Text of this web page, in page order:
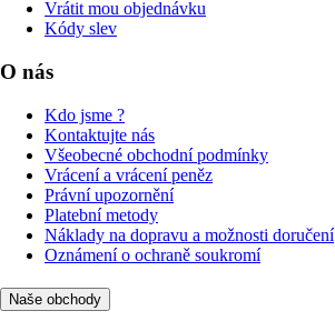
Vrátit mou objednávku
Kódy slev
O nás
Kdo jsme ?
Kontaktujte nás
Všeobecné obchodní podmínky
Vrácení a vrácení peněz
Právní upozornění
Platební metody
Náklady na dopravu a možnosti doručení
Oznámení o ochraně soukromí
Naše obchody